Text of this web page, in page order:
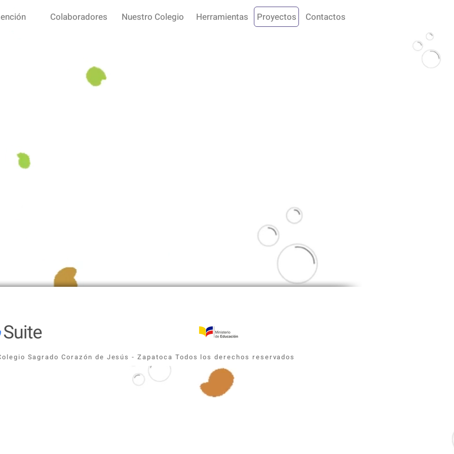
Colaboradores Nuestro Colegio Herramientas Proyectos Contactos
Sagrado Corazón de Jesús - Zapatoca Todos los derechos reservados